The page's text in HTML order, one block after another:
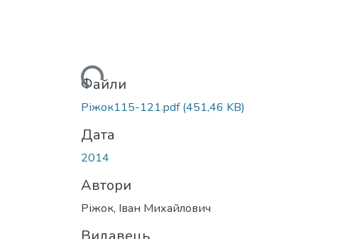
Вантажиться...
Файли
Ріжок115-121.pdf(451,46 KB)
Дата
2014
Автори
Ріжок, Іван Михайлович